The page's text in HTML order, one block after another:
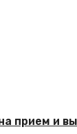
прием и